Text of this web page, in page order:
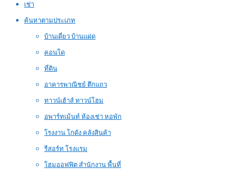
เช่า
ค้นหาตามประเภท
บ้านเดี่ยว บ้านแฝด
คอนโด
ที่ดิน
อาคารพาณิชย์ ตึกแถว
ทาวน์เฮ้าส์ ทาวน์โฮม
อพาร์ทเม้นท์ ห้องเช่า หอพัก
โรงงาน โกดัง คลังสินค้า
รีสอร์ท โรงแรม
โฮมออฟฟิต สำนักงาน พื้นที่